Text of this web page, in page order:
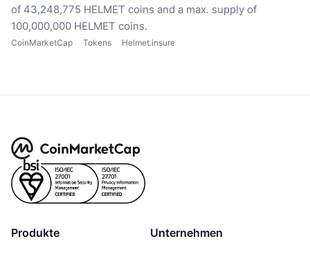
of 43,248,775 HELMET coins and a max. supply of
100,000,000 HELMET coins.
CoinMarketCap Tokens Helmet.insure
Produkte Unternehmen